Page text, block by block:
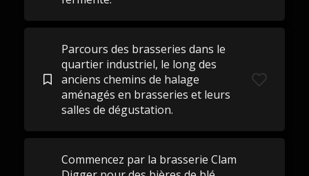
Parcours des brasseries dans le
quartier industriel, le long des
anciens chemins de halage
aménagés en brasseries et leurs
salles de dégustation.
Commencez par la brasserie Clam